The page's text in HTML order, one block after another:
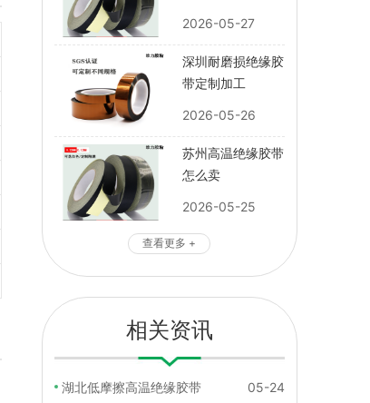
2026-05-27
深圳耐磨损绝缘胶
带定制加工
2026-05-26
苏州高温绝缘胶带
怎么卖
2026-05-25
查看更多 +
相关资讯
湖北低摩擦高温绝缘胶带
05-24